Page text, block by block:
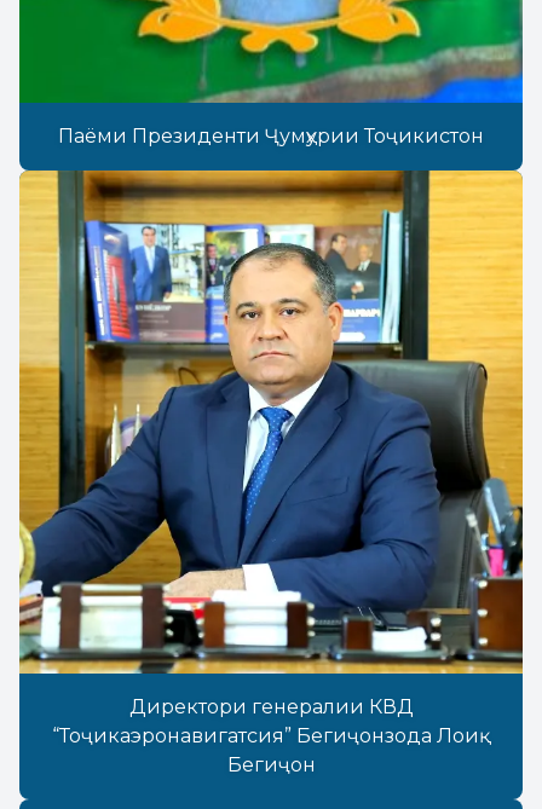
Паёми Президенти Ҷумҳурии Тоҷикистон
Директори генералии КВД
“Тоҷикаэронавигатсия” Бегиҷонзода Лоиқ
Бегиҷон